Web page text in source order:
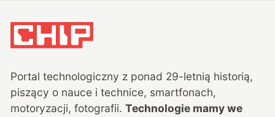
Portal technologiczny z ponad 29-letnią historią,
piszący o nauce i technice, smartfonach,
motoryzacji, fotografii. Technologie mamy we